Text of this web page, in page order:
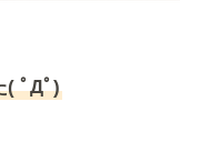
( ﾟДﾟ)